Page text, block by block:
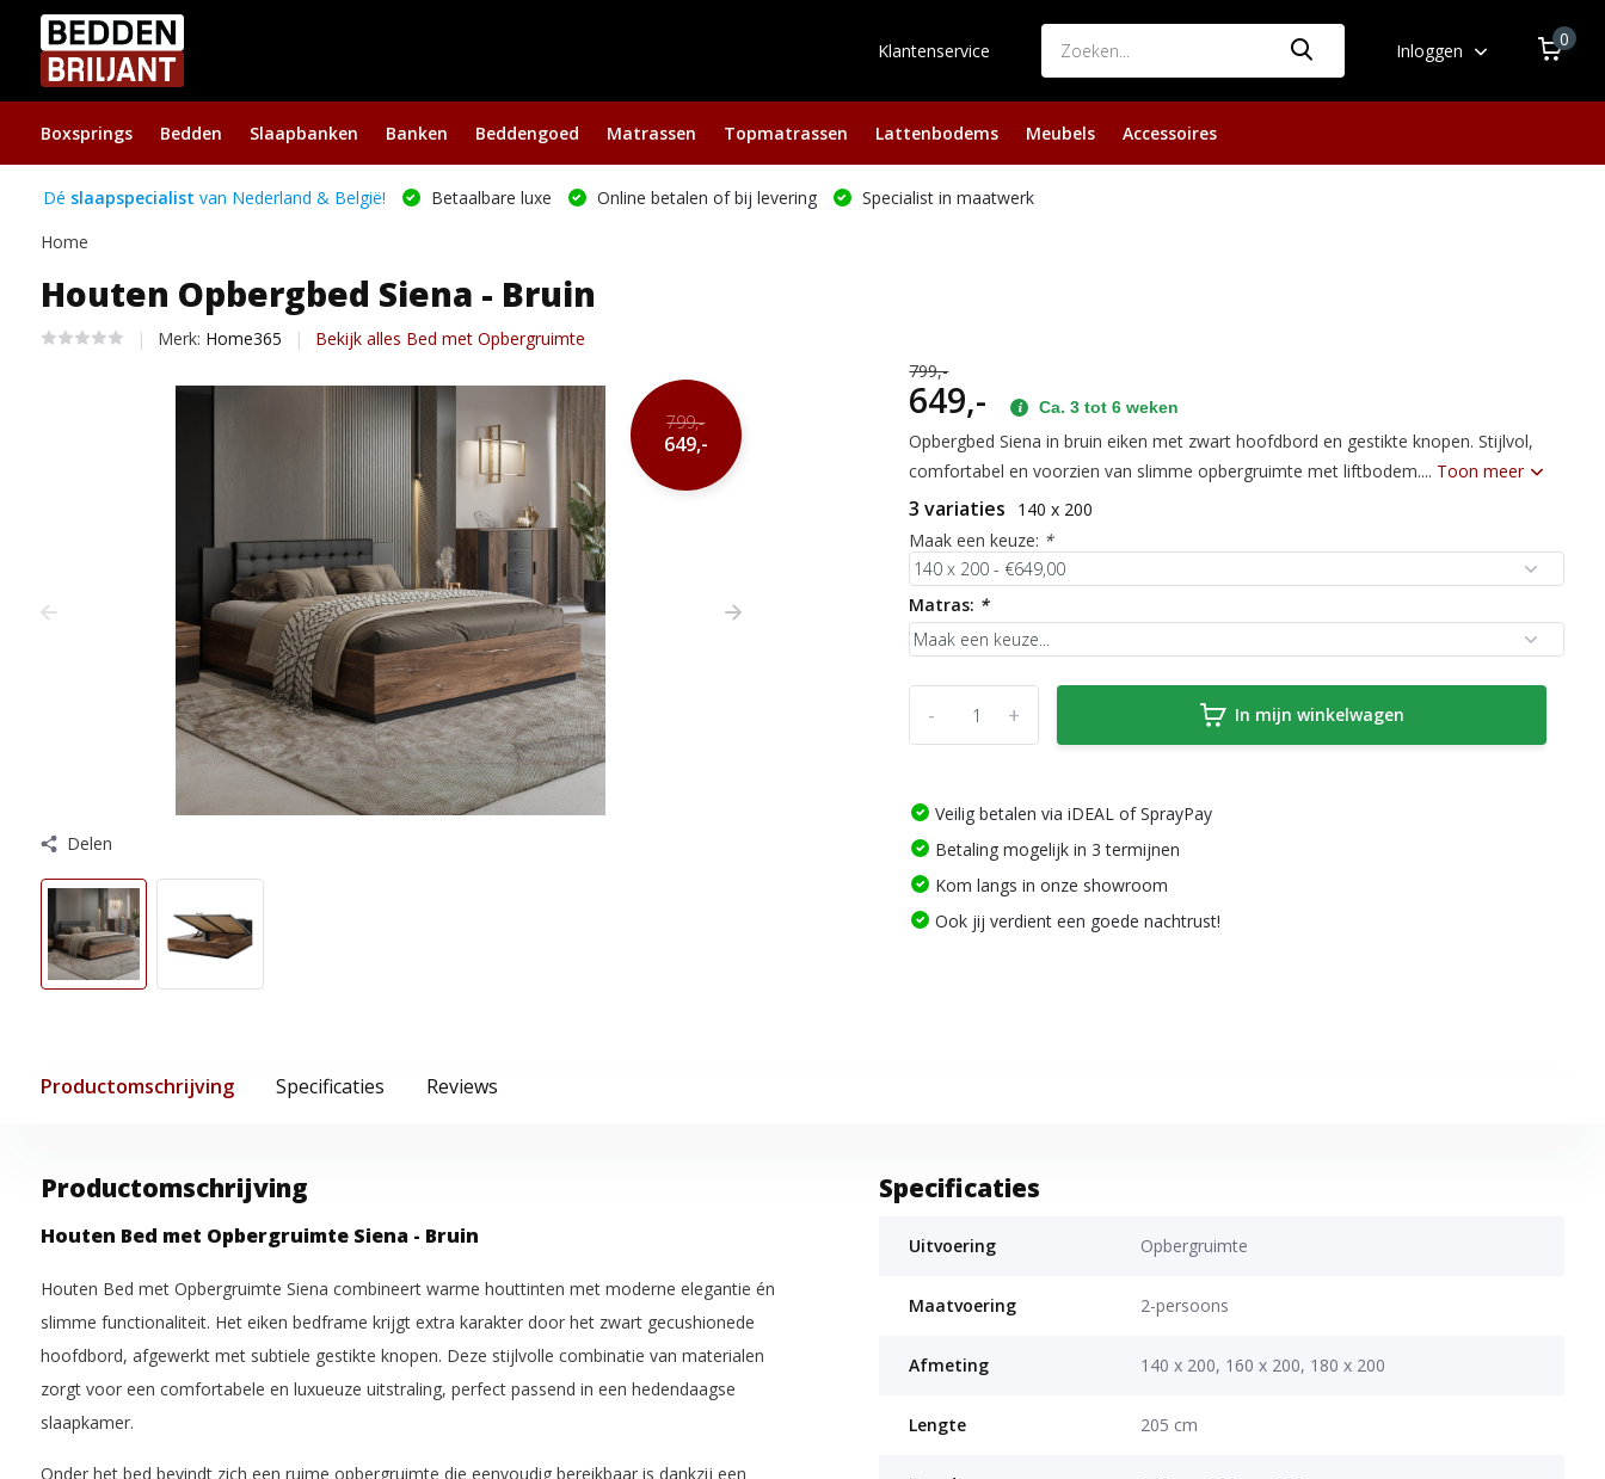
Klantenservice Inloggen
0
Boxsprings Bedden Slaapbanken Banken Beddengoed Matrassen Topmatrassen Lattenbodems Meubels Accessoires
Dé slaapspecialist van Nederland & België! Betaalbare luxe Online betalen of bij levering
Specialist in maatwerk
Home
Houten Opbergbed Siena - Bruin
Merk: Home365 Bekijk alles Bed met Opbergruimte
799,-
649,-
Delen
799,-
649,- Ca. 3 tot 6 weken
Opbergbed Siena in bruin eiken met zwart hoofdbord en gestikte knopen. Stijlvol,
comfortabel en voorzien van slimme opbergruimte met liftbodem.... Toon meer
3 variaties
140 x 200
Maak een keuze: *
Matras: *
+
- In mijn winkelwagen
Veilig betalen via iDEAL of SprayPay
Betaling mogelijk in 3 termijnen
Kom langs in onze showroom
Ook jij verdient een goede nachtrust!
Productomschrijving Specificaties Reviews
Productomschrijving
Houten Bed met Opbergruimte Siena - Bruin
Houten Bed met Opbergruimte Siena combineert warme houttinten met moderne elegantie én
slimme functionaliteit. Het eiken bedframe krijgt extra karakter door het zwart gecushionede
hoofdbord, afgewerkt met subtiele gestikte knopen. Deze stijlvolle combinatie van materialen
zorgt voor een comfortabele en luxueuze uitstraling, perfect passend in een hedendaagse
slaapkamer.
Onder het bed bevindt zich een ruime opbergruimte die eenvoudig bereikbaar is dankzij een
Specificaties
Uitvoering Opbergruimte
Maatvoering 2-persoons
Afmeting 140 x 200, 160 x 200, 180 x 200
Lengte 205 cm